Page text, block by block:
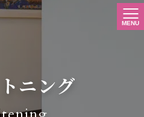
ニング